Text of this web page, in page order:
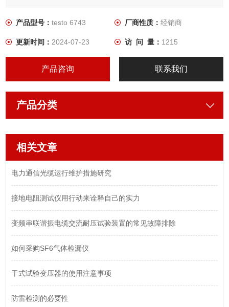
产品型号：testo 6743 厂商性质： 经销商
更新时间：2024-07-23 访 问 量： 1215
产品咨询 联系我们
产品分类
相关文章
电力通信光缆运行维护措施研究
接地电阻测试仪用行动来诠释自己的实力
变频串联谐振电缆交流耐压试验装置的常见故障排除
如何采购SF6气体检漏仪
干式试验变压器的使用注意事项
防雷检测的必要性